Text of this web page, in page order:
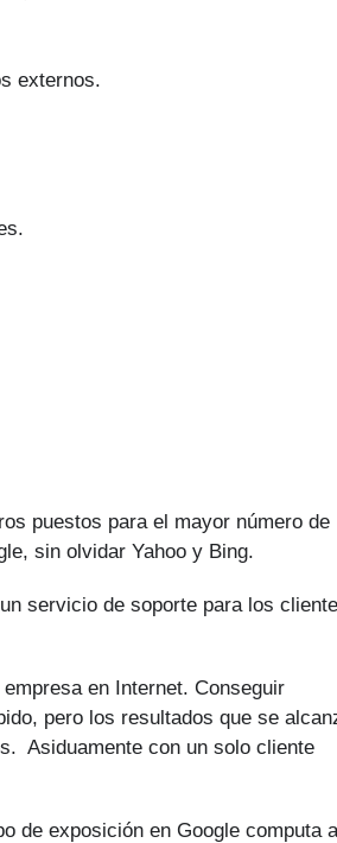
externos.
puestos para el mayor número de
sin olvidar Yahoo y Bing.
servicio de soporte para los
en Internet. Conseguir
pero los resultados que se
Asiduamente con un solo cliente
de exposición en Google computa a